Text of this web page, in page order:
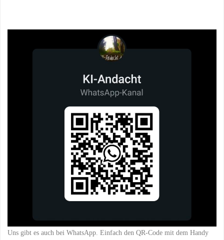
Uns gibt es auch bei WhatsApp. Einfach den QR-Code mit dem Handy